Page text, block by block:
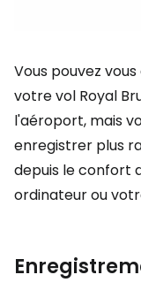
Vous pouvez
votre vol Royal
l'aéroport, mais
enregistrer plus
depuis le confort
ordinateur ou